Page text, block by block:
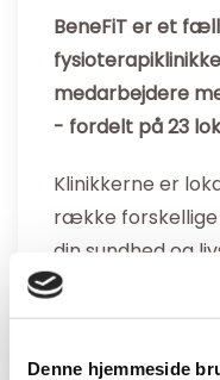
Denne hjemmeside
BeneFiT er et
medarbejdere
- fordelt på 23
Klinikkerne er
række
din sundhed og
primært med
andre